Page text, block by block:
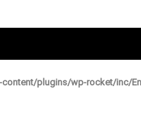
plugins/wp-rocket/inc/